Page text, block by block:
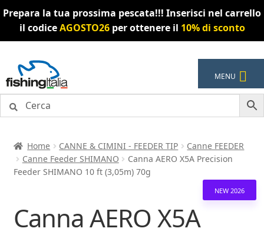
Prepara la tua prossima pescata!!! Inserisci nel carrello
il codiceAGOSTO26per ottenere il 10% di sconto
alla
navigazione
al
contenuto
MENU
Home CANNE & CIMINI - FEEDER TIP
Canne FEEDER
Canne Feeder SHIMANO
Canna AERO X5A Precision
Feeder SHIMANO 10 ft (3,05m) 70g
NEW 2026
Canna AERO X5A